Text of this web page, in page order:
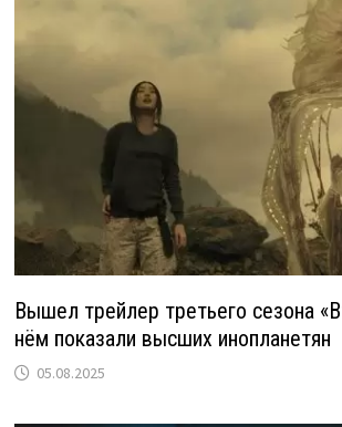
Вышел трейлер третьего сезона
нём показали высших инопланетян
05.08.2025